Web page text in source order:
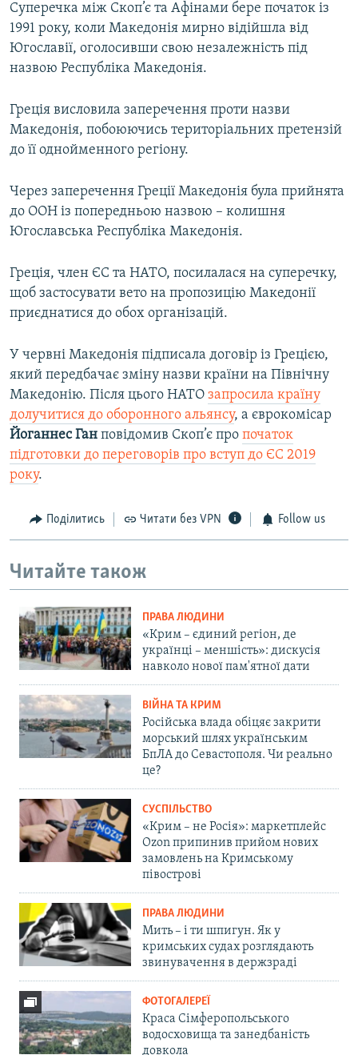
Суперечка між Скоп’є та Афінами бере початок із
1991 року, коли Македонія мирно відійшла від
Югославії, оголосивши свою незалежність під
назвою Республіка Македонія.
Греція висловила заперечення проти назви
Македонія, побоюючись територіальних претензій
до її однойменного регіону.
Через заперечення Греції Македонія була прийнята
до ООН із попередньою назвою – колишня
Югославська Республіка Македонія.
Греція, член ЄС та НАТО, посилалася на суперечку,
щоб застосувати вето на пропозицію Македонії
приєднатися до обох організацій.
У червні Македонія підписала договір із Грецією,
який передбачає зміну назви країни на Північну
Македонію. Після цього НАТО запросила країну
долучитися до оборонного альянсу, а єврокомісар
Йоганнес Ган повідомив Скоп’є про початок
підготовки до переговорів про вступ до ЄС 2019
року.
Поділитись Читати без VPN Follow us
Читайте також
ПРАВА ЛЮДИНИ
«Крим – єдиний регіон, де
українці – меншість»: дискусія
навколо нової пам'ятної дати
ВІЙНА ТА КРИМ
Російська влада обіцяє закрити
морський шлях українським
БпЛА до Севастополя. Чи реально
це?
СУСПІЛЬСТВО
«Крим – не Росія»: маркетплейс
Ozon припинив прийом нових
замовлень на Кримському
півострові
ПРАВА ЛЮДИНИ
Мить – і ти шпигун. Як у
кримських судах розглядають
звинувачення в держзраді
ФОТОГАЛЕРЕЇ
Краса Сімферопольського
водосховища та занедбаність
довкола